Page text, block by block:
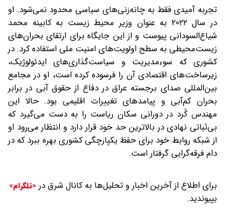
تجربه آمیدی فقط به چانه‌زنی‌های سیاسی محدود نمی‌شود. او
در سال ۲۰۲۲ به عنوان وزیر محیط زیست به کابینه محمد
شیاع‌السودانی پیوست و از این جایگاه برای ارتقای بحران‌های
زیست‌محیطی به سطح اولویت‌های امنیت ملی استفاده کرد. در
کشوری که سوءمدیریت و سیاست‌گذاری‌های ایدئولوژیک،
زیرساخت‌های اقتصادی آن را فرسوده کرده است، او در مجامع
بین‌المللی صدای برجسته عراق در دفاع از حقوق آبی در برابر
بحران کم‌آبی و پیامدهای تغییرات اقلیمی بود. حالا این
مهندس کُرد در دورانی سکان ریاست را به دست می‌گیرد که
بی‌ثباتی نهادی در بالاترین حد خود قرار دارد و انتظار می‌رود او
از شبکه روابط خود برای حفظ یکپارچگی کشوری بهره ببرد که در
دام فرقه‌گرایی گرفتار است.
برای اطلاع از آخرین اخبار و تحلیل‌ها به کانال شرق در «تلگرام»
بپیوندید.